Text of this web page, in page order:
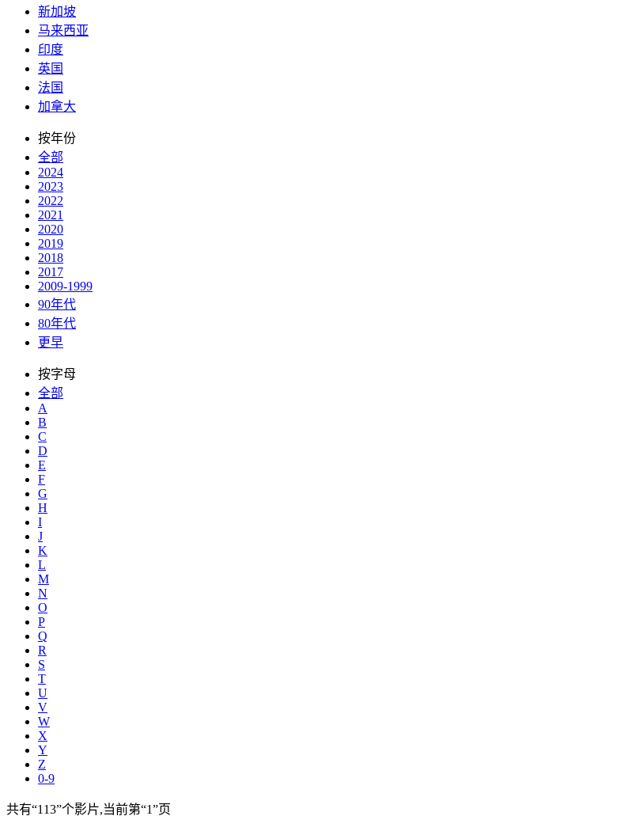
新加坡
马来西亚
印度
英国
法国
加拿大
按年份
全部
2024
2023
2022
2021
2020
2019
2018
2017
2009-1999
90年代
80年代
更早
按字母
全部
A
B
C
D
E
F
G
H
I
J
K
L
M
N
O
P
Q
R
S
T
U
V
W
X
Y
Z
0-9
共有“113”个影片,当前第“1”页